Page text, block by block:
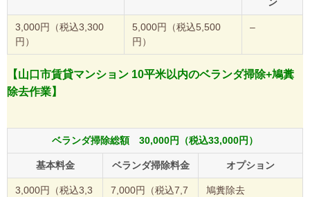
ン
3,000円（税込3,300
円）
5,000円（税込5,500
円）
–
【山口市賃貸マンション 10平米以内のベランダ掃除+鳩糞
除去作業】
ベランダ掃除総額 30,000円（税込33,000円）
基本料金 ベランダ掃除料金 オプション
3,000円（税込3,3
7,000円（税込7,7
鳩糞除去